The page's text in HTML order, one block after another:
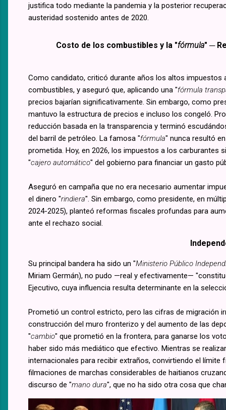
justifica todo mediante la pandemia y la posterior
austeridad sostenido antes de 2020.
Costo de los combustibles y la "fórmula" ─
Como candidato, criticó durante años los altos impuestos
combustibles, y aseguró que, aplicando una "fórmula
precios bajarían significativamente. Sin embargo, como
mantuvo la estructura de precios e incluso los congeló.
reducción basada en la transparencia y terminó
del barril de petróleo. La famosa "fórmula" nunca resultó
prometida. Hoy, en 2026, los impuestos a los carburantes
"cajero automático" del gobierno para financiar un gasto
Aseguró en campaña que no era necesario aumentar
el dinero "rindiera". Sin embargo, como presidente, en
2024-2025), planteó reformas fiscales profundas para
ante el rechazo social.
Su principal bandera ha sido un "Ministerio Público
Miriam Germán), no pudo —real y efectivamente—
Ejecutivo, cuya influencia resulta determinante en la
Prometió un control estricto, pero las cifras de migración
construcción del muro fronterizo y del aumento de las
"cambio" que prometió en la frontera, para ganarse los
haber sido más mediático que efectivo. Mientras se
internacionales para recibir extraños, convirtiendo el
filmaciones de marchas considerables de haitianos
discurso de "mano dura", que no ha sido otra cosa que